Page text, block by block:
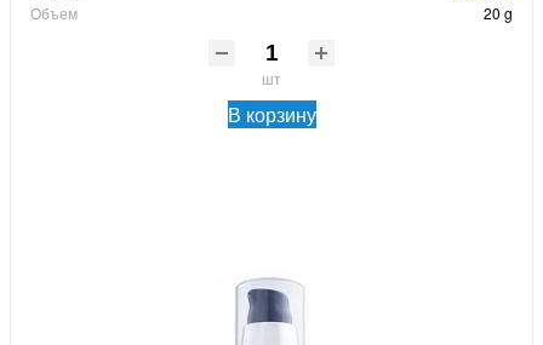
Объем
20 g
шт
В корзину